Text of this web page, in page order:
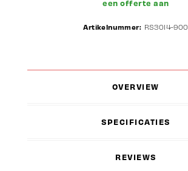
een offerte aan
Artikelnummer: RS3014-900
OVERVIEW
SPECIFICATIES
REVIEWS